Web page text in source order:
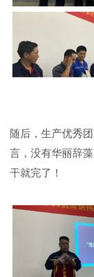
随后，生产优秀
言，没有华丽辞
干就完了！